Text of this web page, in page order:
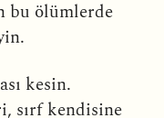
bu ölümlerde
kesin.
sırf kendisine